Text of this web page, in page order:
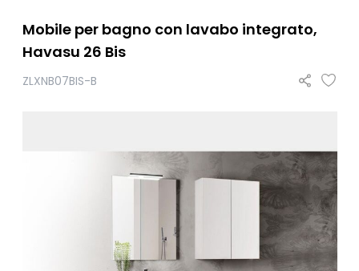
Mobile per bagno con lavabo integrato,
Havasu 26 Bis
ZLXNB07BIS-B